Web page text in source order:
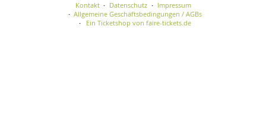
Kontakt Datenschutz
Impressum
Allgemeine Geschäftsbedingungen / AGBs
Ein Ticketshop von faire-tickets.de